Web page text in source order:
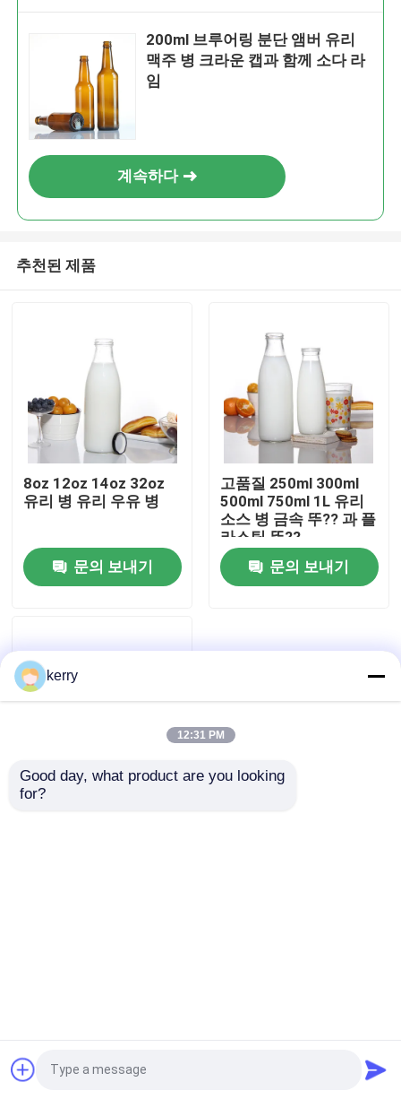
홈
회사 소개
200ml 브루어링 분단 앰버 유리
맥주 병 크라운 캡과 함께 소다 라
임
계속하다
추천된 제품
8oz 12oz 14oz 32oz
유리 병 유리 우유 병
문의 보내기
고품질 250ml 300ml
500ml 750ml 1L 유리
소스 병 금속 뚜?? 과 플
라스틱 뚜??
문의 보내기
공장 가격 200ml
Idea Technology Imp & Exp Co., Ltd.. All Rights
kerry
12:31 PM
Good day, what product are you looking
for?